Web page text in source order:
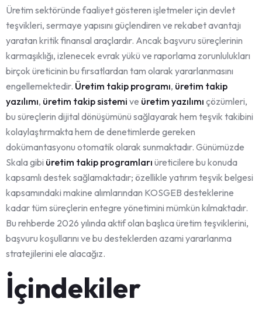
Üretim sektöründe faaliyet gösteren işletmeler için devlet
teşvikleri, sermaye yapısını güçlendiren ve rekabet avantajı
yaratan kritik finansal araçlardır. Ancak başvuru süreçlerinin
karmaşıklığı, izlenecek evrak yükü ve raporlama zorunlulukları
birçok üreticinin bu fırsatlardan tam olarak yararlanmasını
engellemektedir. Üretim takip programı, üretim takip
yazılımı, üretim takip sistemi ve üretim yazılımı çözümleri,
bu süreçlerin dijital dönüşümünü sağlayarak hem teşvik takibini
kolaylaştırmakta hem de denetimlerde gereken
dokümantasyonu otomatik olarak sunmaktadır. Günümüzde
Skala gibi üretim takip programları üreticilere bu konuda
kapsamlı destek sağlamaktadır; özellikle yatırım teşvik belgesi
kapsamındaki makine alımlarından KOSGEB desteklerine
kadar tüm süreçlerin entegre yönetimini mümkün kılmaktadır.
Bu rehberde 2026 yılında aktif olan başlıca üretim teşviklerini,
başvuru koşullarını ve bu desteklerden azami yararlanma
stratejilerini ele alacağız.
İçindekiler